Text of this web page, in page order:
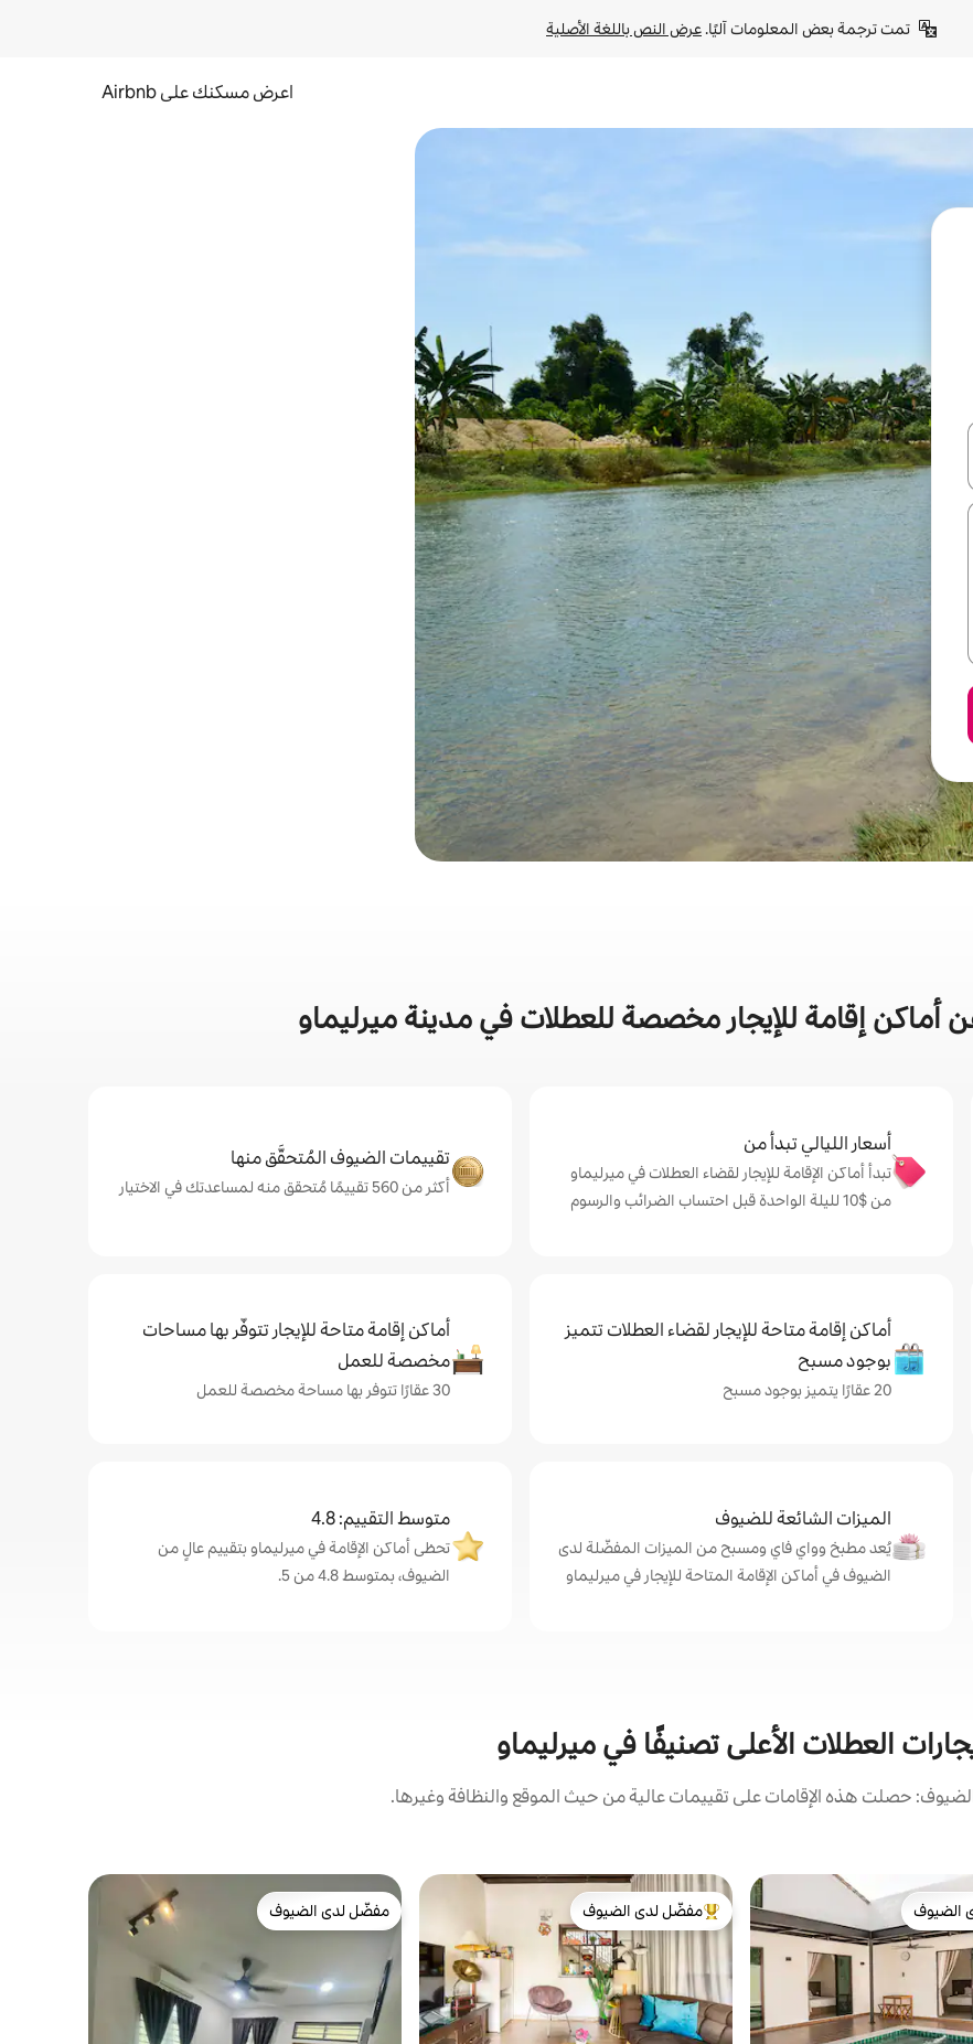
تمت ترجمة بعض المعلومات آليًا. عرض النص باللغة الأصلية
اعرض مسكنك على Airbnb
استكشف عن طريق اللمس أو السحب.
أماكن إقامة للإيجار مخصصة للعطلات في مدينة ميرليماو
أسعار الليالي تبدأ من
تبدأ أماكن الإقامة للإيجار لقضاء العطلات في ميرليماو
من $‏10 لليلة الواحدة قبل احتساب الضرائب والرسوم
تقييمات الضيوف المُتحقَّق منها
أكثر من 560 تقييمًا مُتحقق منه لمساعدتك في الاختيار
أماكن إقامة متاحة للإيجار لقضاء العطلات تتميز
بوجود مسبح
20 عقارًا يتميز بوجود مسبح
أماكن إقامة متاحة للإيجار تتوفّر بها مساحات
مخصصة للعمل
30 عقارًا تتوفر بها مساحة مخصصة للعمل
الميزات الشائعة للضيوف
يُعد مطبخ وواي فاي ومسبح من الميزات المفضّلة لدى
الضيوف في أماكن الإقامة المتاحة للإيجار في ميرليماو
متوسط التقييم: 4.8
تحظى أماكن الإقامة في ميرليماو بتقييم عالٍ من
الضيوف، بمتوسط 4.8 من 5.
العطلات الأعلى تصنيفًا في ميرليماو
حصلت هذه الإقامات على تقييمات عالية من حيث الموقع والنظافة وغيرها.
المفضّلة لدى الضيوف
الضيوف
من أبرز البيوت المفضّلة لدى الضيوف
مفضّل لدى الضيوف
مفضّل لدى الضيوف
مفضّل لدى الضيوف